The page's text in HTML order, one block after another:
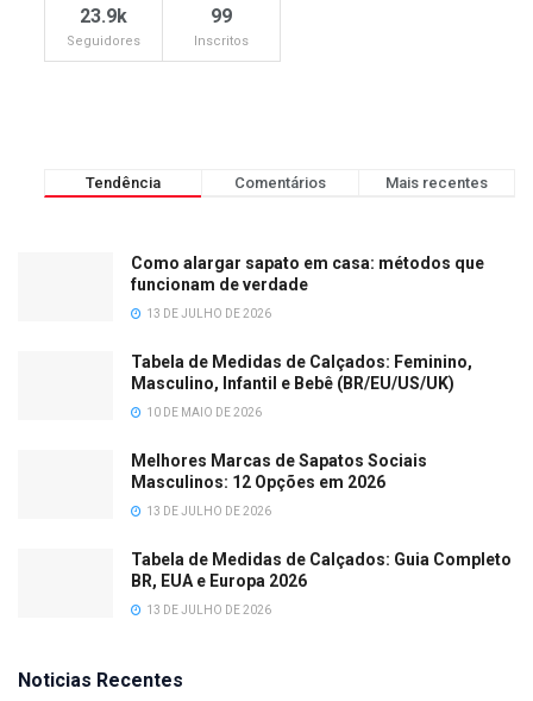
23.9k
Seguidores
99
Inscritos
Tendência Comentários Mais recentes
Como alargar sapato em casa: métodos que
funcionam de verdade
13 DE JULHO DE 2026
Tabela de Medidas de Calçados: Feminino,
Masculino, Infantil e Bebê (BR/EU/US/UK)
10 DE MAIO DE 2026
Melhores Marcas de Sapatos Sociais
Masculinos: 12 Opções em 2026
13 DE JULHO DE 2026
Tabela de Medidas de Calçados: Guia Completo
BR, EUA e Europa 2026
13 DE JULHO DE 2026
Noticias Recentes